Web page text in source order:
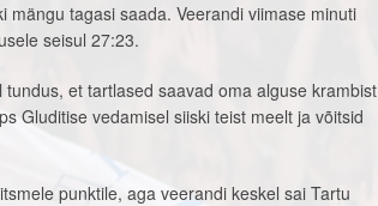
tagasi saada. Veerandi viimase minuti
seisul 27:23.
et tartlased saavad oma alguse krambist
Gluditise vedamisel siiski teist meelt ja võitsid
punktile, aga veerandi keskel sai Tartu